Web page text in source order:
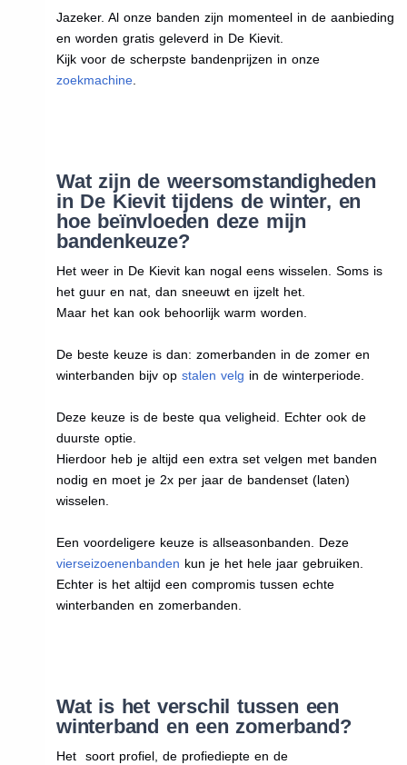
Jazeker. Al onze banden zijn momenteel in de aanbieding
en worden gratis geleverd in De Kievit.
Kijk voor de scherpste bandenprijzen in onze
zoekmachine.
Wat zijn de weersomstandigheden
in De Kievit tijdens de winter, en
hoe beïnvloeden deze mijn
bandenkeuze?
Het weer in De Kievit kan nogal eens wisselen. Soms is
het guur en nat, dan sneeuwt en ijzelt het.
Maar het kan ook behoorlijk warm worden.
De beste keuze is dan: zomerbanden in de zomer en
winterbanden bijv op stalen velg in de winterperiode.
Deze keuze is de beste qua veligheid. Echter ook de
duurste optie.
Hierdoor heb je altijd een extra set velgen met banden
nodig en moet je 2x per jaar de bandenset (laten)
wisselen.
Een voordeligere keuze is allseasonbanden. Deze
vierseizoenenbanden kun je het hele jaar gebruiken.
Echter is het altijd een compromis tussen echte
winterbanden en zomerbanden.
Wat is het verschil tussen een
winterband en een zomerband?
Het soort profiel, de profiediepte en de